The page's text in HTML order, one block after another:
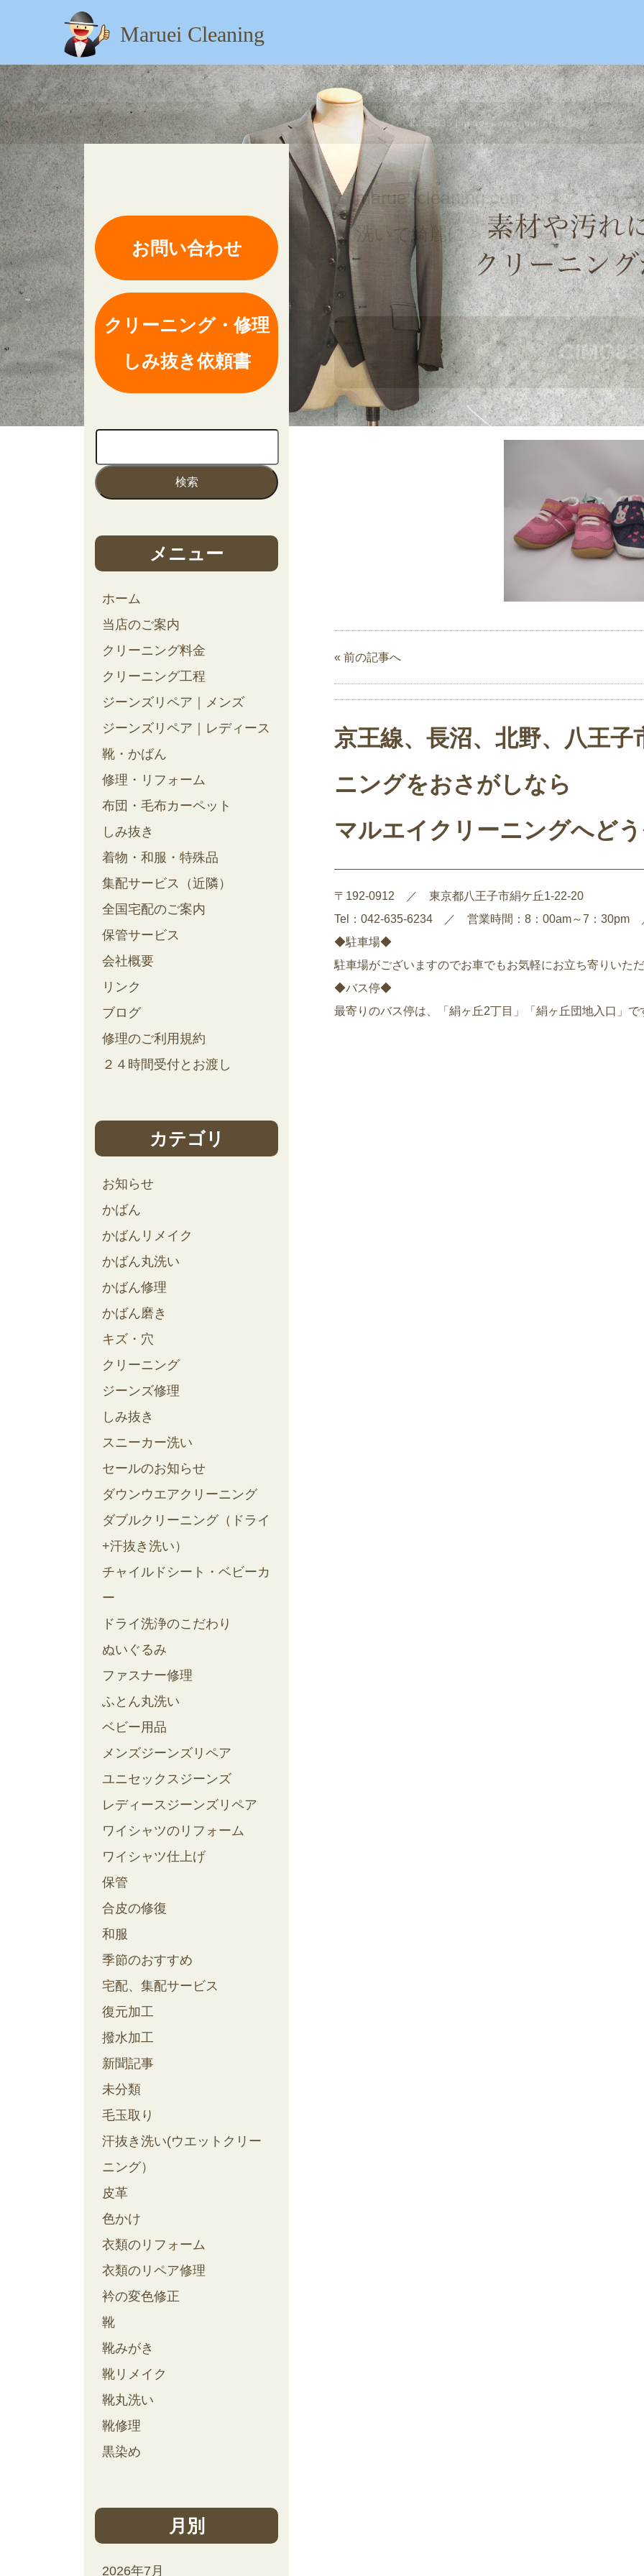
Maruei Cleaning
【住所】：東京都八王子市絹ヶ丘1-22-20 【TEL】：042-635-6234 【営業時
CIMG8335 | maruei-cleaning.com
お問い合わせ
クリーニング・修理
しみ抜き依頼書
メニュー
ホーム
当店のご案内
クリーニング料金
クリーニング工程
ジーンズリペア｜メンズ
ジーンズリペア｜レディース
靴・かばん
修理・リフォーム
布団・毛布カーペット
しみ抜き
着物・和服・特殊品
集配サービス（近隣）
全国宅配のご案内
保管サービス
会社概要
リンク
ブログ
修理のご利用規約
２４時間受付とお渡し
カテゴリ
お知らせ
かばん
かばんリメイク
かばん丸洗い
かばん修理
かばん磨き
キズ・穴
クリーニング
ジーンズ修理
しみ抜き
スニーカー洗い
セールのお知らせ
ダウンウエアクリーニング
ダブルクリーニング（ドライ
+汗抜き洗い）
チャイルドシート・ベビーカ
ー
ドライ洗浄のこだわり
ぬいぐるみ
ファスナー修理
ふとん丸洗い
ベビー用品
メンズジーンズリペア
ユニセックスジーンズ
レディースジーンズリペア
ワイシャツのリフォーム
ワイシャツ仕上げ
保管
合皮の修復
和服
季節のおすすめ
宅配、集配サービス
復元加工
撥水加工
新聞記事
未分類
毛玉取り
汗抜き洗い(ウエットクリー
ニング）
皮革
色かけ
衣類のリフォーム
衣類のリペア修理
衿の変色修正
靴
靴みがき
靴リメイク
靴丸洗い
靴修理
黒染め
月別
2026年7月
maruei-cleaning.com>スニーカー
洗いで綺麗に>CIMG8335
2014年09月01日
« 前の記事へ
京王線、長沼、北野、八王
ニングをおさがしなら
マルエイクリーニングへど
〒192-0912 ／ 東京都八王子市絹ケ丘1-22-20
Tel：042-635-6234 ／ 営業時間：8：00am～7：
◆駐車場◆
駐車場がございますのでお車でもお気軽にお立ち寄りいた
◆バス停◆
最寄りのバス停は、「絹ヶ丘2丁目」「絹ヶ丘団地入口」で